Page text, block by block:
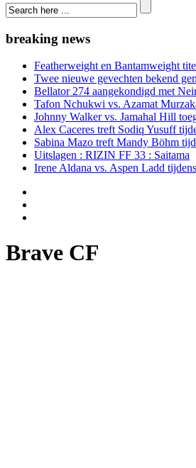
breaking news
Featherweight en Bantamweight
Twee nieuwe gevechten bekend
Bellator 274 aangekondigd met
Tafon Nchukwi vs. Azamat
Johnny Walker vs. Jamahal Hill
Alex Caceres treft Sodiq Yusuff
Sabina Mazo treft Mandy Böhm
Uitslagen : RIZIN FF 33 : Saitama
Irene Aldana vs. Aspen Ladd
Brave CF